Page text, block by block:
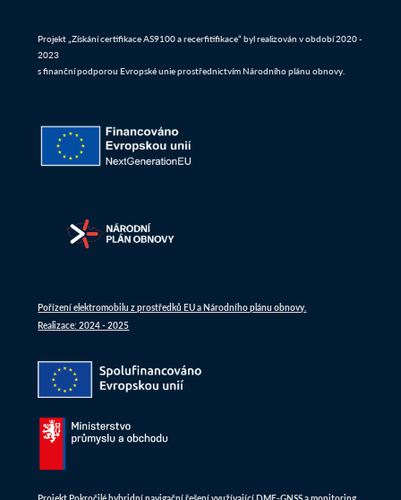
Projekt „Získání certifikace AS9100 a recerfitifikace“ byl realizován v období 2020 -
2023
s finanční podporou Evropské unie prostřednictvím Národního plánu obnovy.
Pořízení elektromobilu z prostředků EU a Národního plánu obnovy.
Realizace: 2024 - 2025